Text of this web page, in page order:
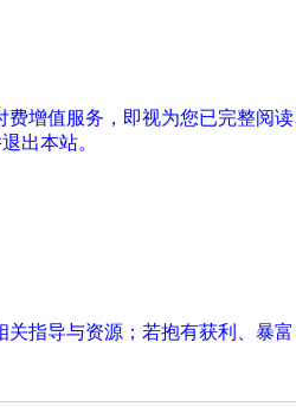
增值服务，即视为您已完整阅
出本站。
指导与资源；若抱有获利、暴